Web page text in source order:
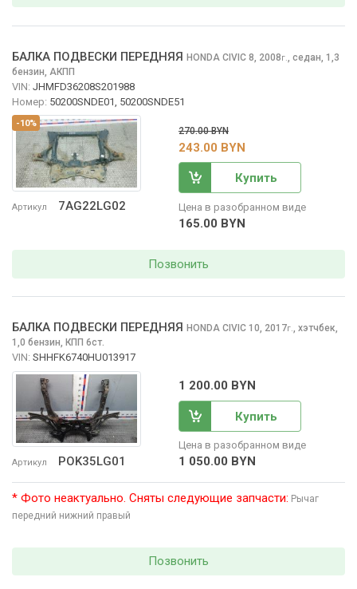
-10%
Артикул 7AG22LG02
БАЛКА ПОДВЕСКИ ПЕРЕДНЯЯ HONDA CIVIC 8, 2008г., седан, 1,3
бензин, АКПП
VIN: JHMFD36208S201988
Номер: 50200SNDE01, 50200SNDE51
270.00 BYN
243.00 BYN
Купить
Цена в разобранном виде
165.00 BYN
Позвонить
Артикул POK35LG01
БАЛКА ПОДВЕСКИ ПЕРЕДНЯЯ HONDA CIVIC 10, 2017г., хэтчбек,
1,0 бензин, КПП 6ст.
VIN: SHHFK6740HU013917
1 200.00 BYN
Купить
Цена в разобранном виде
1 050.00 BYN
* Фото неактуально. Сняты следующие запчасти: Рычаг
передний нижний правый
Позвонить